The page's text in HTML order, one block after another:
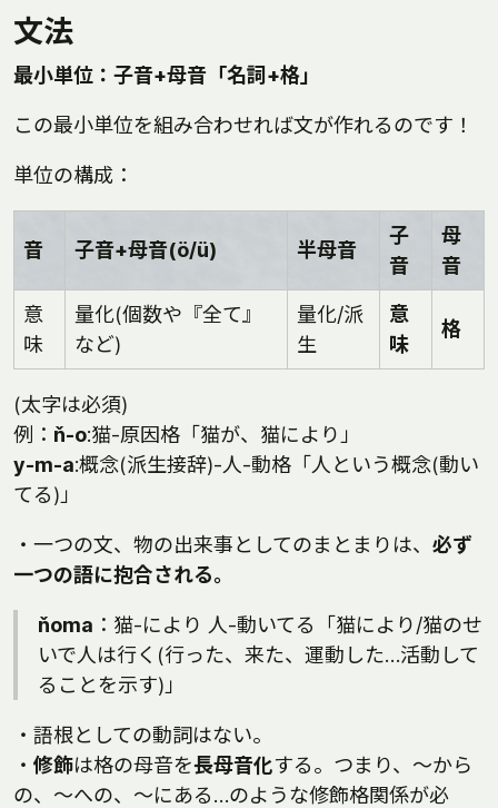
文法
最小単位：子音+母音「名詞+格」
この最小単位を組み合わせれば文が作れるのです！
単位の構成：
音 子音+母音(ö/ü) 半母音
子
音
母
音
意
味
量化(個数や『全て』
など)
量化/派
生
意
味
格
(太字は必須)
例： ň-o:猫-原因格「猫が、猫により」
y-m-a:概念(派生接辞)-人-動格「人という概念(動い
てる)」
・一つの文、物の出来事としてのまとまりは、 必ず
一つの語に抱合される。
ňoma ：猫-により 人-動いてる「猫により/猫のせ
いで人は行く(行った、来た、運動した…活動して
ることを示す)」
・語根としての動詞はない。
・ 修飾は格の母音を長母音化する。つまり、〜から
の、〜への、〜にある…のような修飾格関係が必